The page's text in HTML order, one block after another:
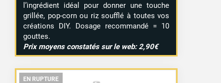
l’ingrédient idéal pour donner une touche
grillée, pop-corn ou riz soufflé à toutes vos
créations DIY. Dosage recommandé = 10
gouttes.
Prix moyens constatés sur le web: 2,90€
EN RUPTURE
EN RUPTURE
EN RUPTURE